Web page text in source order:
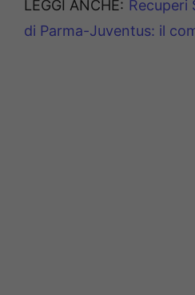
LEGGI ANCHE: Recuperi
di Parma-Juventus: il